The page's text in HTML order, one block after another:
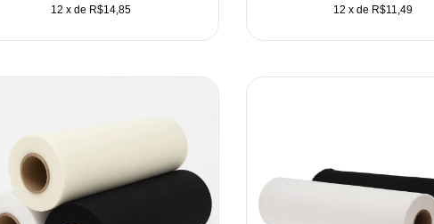
12 x de R$14,85 12 x de R$11,49